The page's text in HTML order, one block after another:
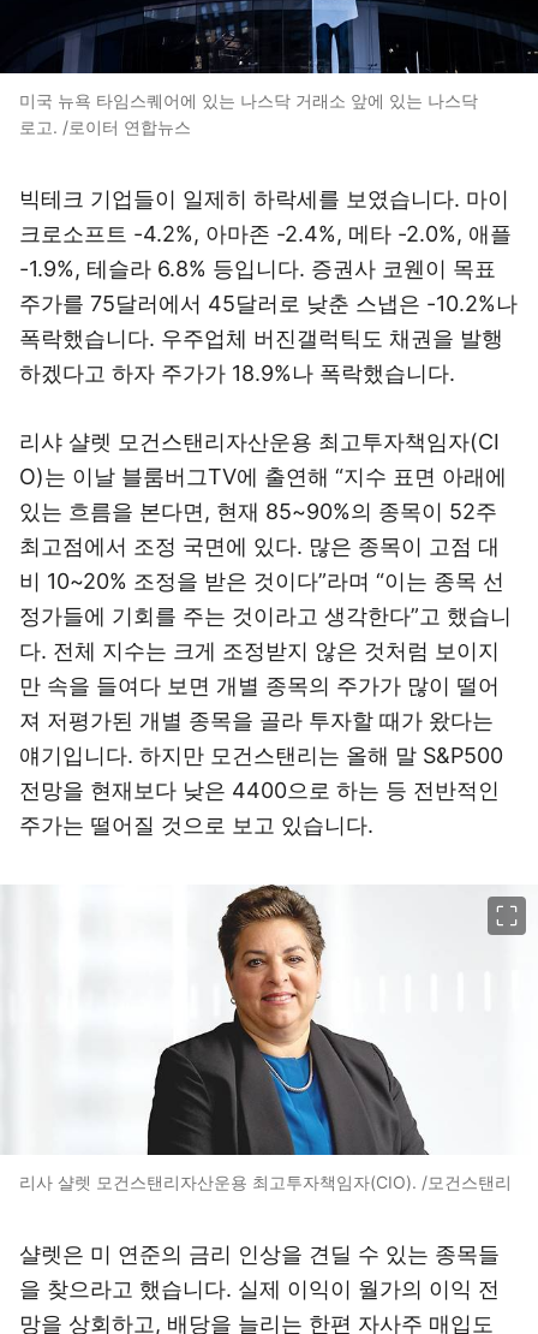
미국 뉴욕 타임스퀘어에 있는 나스닥 거래소 앞에 있는 나스닥
로고. /로이터 연합뉴스
빅테크 기업들이 일제히 하락세를 보였습니다. 마이
크로소프트 -4.2%, 아마존 -2.4%, 메타 -2.0%, 애플
-1.9%, 테슬라 6.8% 등입니다. 증권사 코웬이 목표
주가를 75달러에서 45달러로 낮춘 스냅은 -10.2%나
폭락했습니다. 우주업체 버진갤럭틱도 채권을 발행
하겠다고 하자 주가가 18.9%나 폭락했습니다.
리샤 샬렛 모건스탠리자산운용 최고투자책임자(CI
O)는 이날 블룸버그TV에 출연해 “지수 표면 아래에
있는 흐름을 본다면, 현재 85~90%의 종목이 52주
최고점에서 조정 국면에 있다. 많은 종목이 고점 대
비 10~20% 조정을 받은 것이다”라며 “이는 종목 선
정가들에 기회를 주는 것이라고 생각한다”고 했습니
다. 전체 지수는 크게 조정받지 않은 것처럼 보이지
만 속을 들여다 보면 개별 종목의 주가가 많이 떨어
져 저평가된 개별 종목을 골라 투자할 때가 왔다는
얘기입니다. 하지만 모건스탠리는 올해 말 S&P500
전망을 현재보다 낮은 4400으로 하는 등 전반적인
주가는 떨어질 것으로 보고 있습니다.
리사 샬렛 모건스탠리자산운용 최고투자책임자(CIO). /모건스탠리
샬렛은 미 연준의 금리 인상을 견딜 수 있는 종목들
을 찾으라고 했습니다. 실제 이익이 월가의 이익 전
망을 상회하고, 배당을 늘리는 한편 자사주 매입도